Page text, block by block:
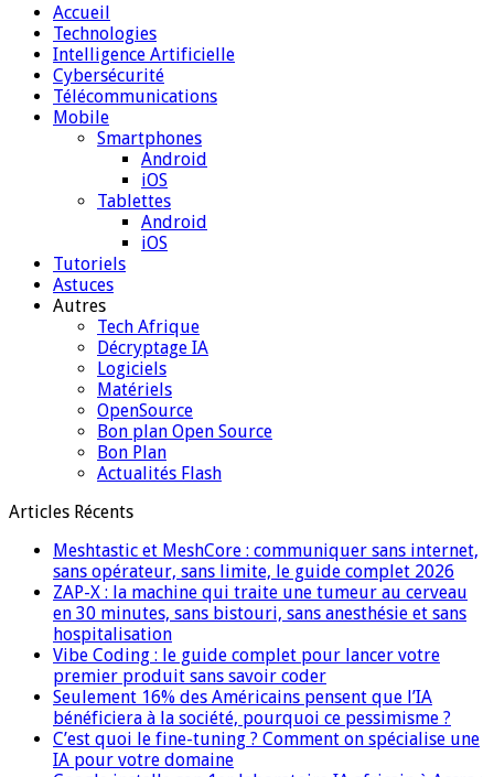
Accueil
Technologies
Intelligence Artificielle
Cybersécurité
Télécommunications
Mobile
Smartphones
Android
iOS
Tablettes
Android
iOS
Tutoriels
Astuces
Autres
Tech Afrique
Décryptage IA
Logiciels
Matériels
OpenSource
Bon plan Open Source
Bon Plan
Actualités Flash
Articles Récents
Meshtastic et MeshCore : communiquer sans internet,
sans opérateur, sans limite, le guide complet 2026
ZAP-X : la machine qui traite une tumeur au cerveau
en 30 minutes, sans bistouri, sans anesthésie et sans
hospitalisation
Vibe Coding : le guide complet pour lancer votre
premier produit sans savoir coder
Seulement 16% des Américains pensent que l’IA
bénéficiera à la société, pourquoi ce pessimisme ?
C’est quoi le fine-tuning ? Comment on spécialise une
IA pour votre domaine